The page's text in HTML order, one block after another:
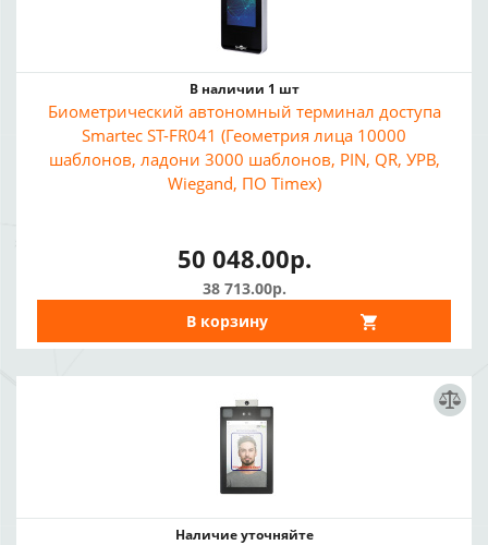
В наличии 1 шт
Биометрический автономный терминал доступа
Smartec ST-FR041 (Геометрия лица 10000
шаблонов, ладони 3000 шаблонов, PIN, QR, УРВ,
Wiegand, ПО Timex)
50 048.00р.
38 713.00р.
В корзину
Наличие уточняйте